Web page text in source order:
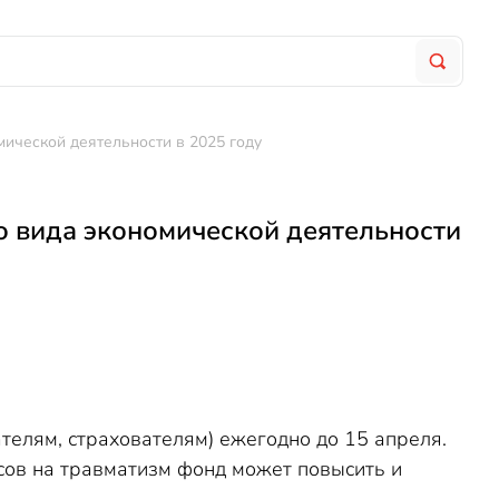
деятельности в 2025 году
экономической деятельности
страхователям) ежегодно до 15 апреля.
на травматизм фонд может повысить и